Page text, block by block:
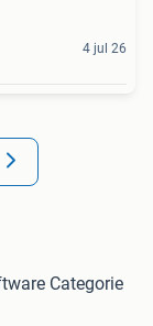
4 jul 26
Categorie